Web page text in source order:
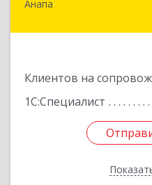
Анапа
Клиентов на
1С:Специалист
353440,